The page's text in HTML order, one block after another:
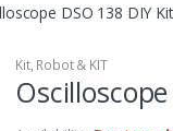
DSO 138 DIY
Kit, Robot & KIT